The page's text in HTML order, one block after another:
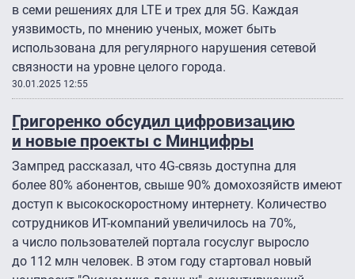
в семи решениях для LTE и трех для 5G. Каждая
уязвимость, по мнению ученых, может быть
использована для регулярного нарушения сетевой
связности на уровне целого города.
30.01.2025 12:55
Григоренко обсудил цифровизацию
и новые проекты с Минцифры
Зампред рассказал, что 4G-связь доступна для
более 80% абонентов, свыше 90% домохозяйств имеют
доступ к высокоскоростному интернету. Количество
сотрудников ИТ-компаний увеличилось на 70%,
а число пользователей портала госуслуг выросло
до 112 млн человек. В этом году стартовал новый